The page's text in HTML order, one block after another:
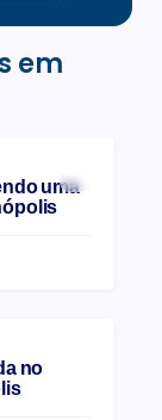
em
uma
no